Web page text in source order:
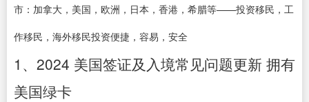
市：加拿大，美国，欧洲，日本，香港，希腊等——投资移民，工
作移民，海外移民投资便捷，容易，安全
1、2024 美国签证及入境常见问题更新 拥有
美国绿卡